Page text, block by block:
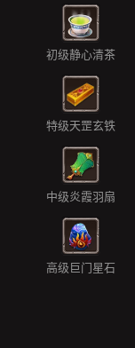
初级静心清茶
特级天罡玄铁
中级炎霞羽扇
高级巨门星石